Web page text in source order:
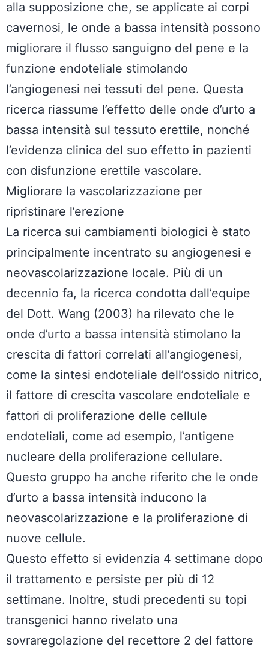
alla supposizione che, se applicate ai corpi
cavernosi, le onde a bassa intensità possono
migliorare il flusso sanguigno del pene e la
funzione endoteliale stimolando
l’angiogenesi nei tessuti del pene. Questa
ricerca riassume l’effetto delle onde d’urto a
bassa intensità sul tessuto erettile, nonché
l’evidenza clinica del suo effetto in pazienti
con disfunzione erettile vascolare.
Migliorare la vascolarizzazione per
ripristinare l’erezione
La ricerca sui cambiamenti biologici è stato
principalmente incentrato su angiogenesi e
neovascolarizzazione locale. Più di un
decennio fa, la ricerca condotta dall’equipe
del Dott. Wang (2003) ha rilevato che le
onde d’urto a bassa intensità stimolano la
crescita di fattori correlati all’angiogenesi,
come la sintesi endoteliale dell’ossido nitrico,
il fattore di crescita vascolare endoteliale e
fattori di proliferazione delle cellule
endoteliali, come ad esempio, l’antigene
nucleare della proliferazione cellulare.
Questo gruppo ha anche riferito che le onde
d’urto a bassa intensità inducono la
neovascolarizzazione e la proliferazione di
nuove cellule.
Questo effetto si evidenzia 4 settimane dopo
il trattamento e persiste per più di 12
settimane. Inoltre, studi precedenti su topi
transgenici hanno rivelato una
sovraregolazione del recettore 2 del fattore